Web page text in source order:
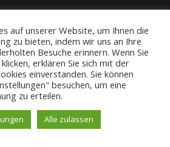
auf unserer Website, um Ihnen die
zu bieten, indem wir uns an Ihre
Besuche erinnern. Wenn Sie
erklären Sie sich mit der
einverstanden. Sie können
besuchen, um eine
zu erteilen.
Alle zulassen